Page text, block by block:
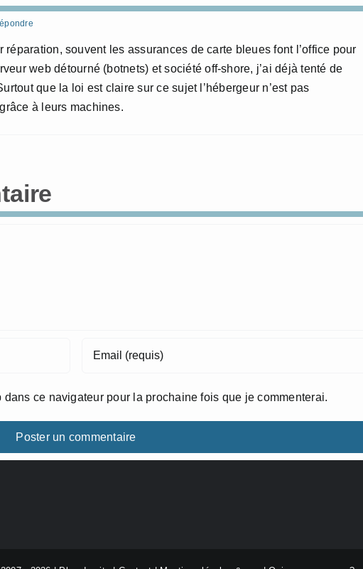
réparation, souvent les assurances de carte bleues font l’office pour
web détourné (botnets) et société off-shore, j’ai déjà tenté de
que la loi est claire sur ce sujet l’hébergeur n’est pas
à leurs machines.
ce navigateur pour la prochaine fois que je commenterai.